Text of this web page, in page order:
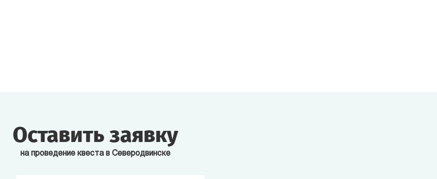
Оставить заявку
на проведение квеста в Северодвинске